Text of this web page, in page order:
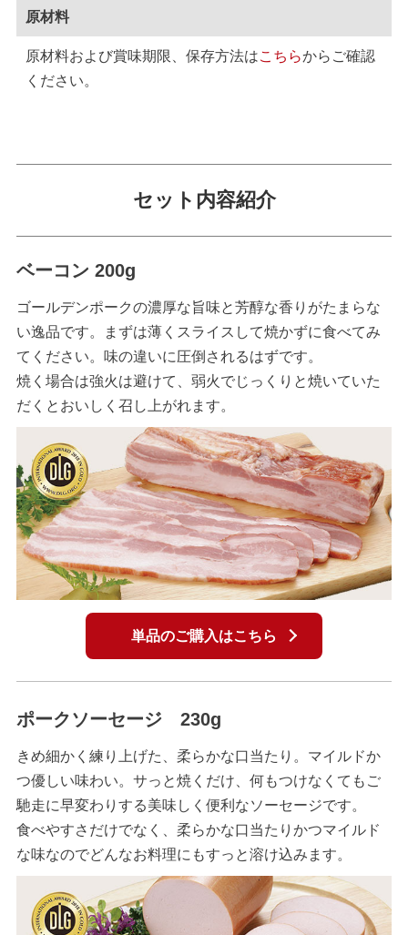
原材料
原材料および賞味期限、保存方法はこちらからご確認
ください。
セット内容紹介
ベーコン 200g
ゴールデンポークの濃厚な旨味と芳醇な香りがたまらな
い逸品です。まずは薄くスライスして焼かずに食べてみ
てください。味の違いに圧倒されるはずです。
焼く場合は強火は避けて、弱火でじっくりと焼いていた
だくとおいしく召し上がれます。
単品のご購入はこちら
ポークソーセージ 230g
きめ細かく練り上げた、柔らかな口当たり。マイルドか
つ優しい味わい。サっと焼くだけ、何もつけなくてもご
馳走に早変わりする美味しく便利なソーセージです。
食べやすさだけでなく、柔らかな口当たりかつマイルド
な味なのでどんなお料理にもすっと溶け込みます。